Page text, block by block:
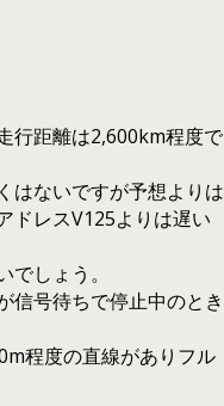
行距離は2,600km程度で
はないですが予想よりは
ドレスV125よりは遅い
しょう。
信号待ちで停止中のとき
程度の直線がありフル